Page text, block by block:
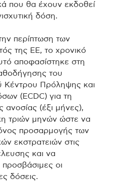
που θα έχουν εκδοθεί
δόση.
περίπτωση των
της ΕΕ, το χρονικό
αποφασίστηκε στη
του
Κέντρου Πρόληψης και
(ECDC) για τη
ανοσίας (έξι μήνες),
τριών μηνών ώστε να
προσαρμογής των
εκστρατειών στις
και να
προσβάσιμες οι
δόσεις.